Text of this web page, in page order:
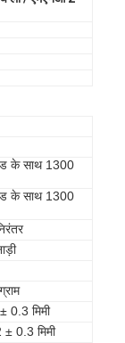
के साथ 1300
के साथ 1300
0.3 मिमी
0.3 मिमी